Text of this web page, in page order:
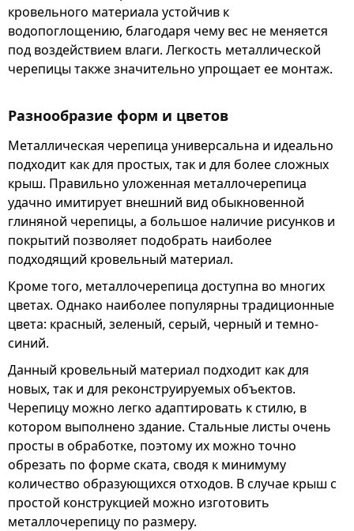
кровельного материала устойчив к
водопоглощению, благодаря чему вес не меняется
под воздействием влаги. Легкость металлической
черепицы также значительно упрощает ее монтаж.
Разнообразие форм и цветов
Металлическая черепица универсальна и идеально
подходит как для простых, так и для более сложных
крыш. Правильно уложенная металлочерепица
удачно имитирует внешний вид обыкновенной
глиняной черепицы, а большое наличие рисунков и
покрытий позволяет подобрать наиболее
подходящий кровельный материал.
Кроме того, металлочерепица доступна во многих
цветах. Однако наиболее популярны традиционные
цвета: красный, зеленый, серый, черный и темно-
синий.
Данный кровельный материал подходит как для
новых, так и для реконструируемых объектов.
Черепицу можно легко адаптировать к стилю, в
котором выполнено здание. Стальные листы очень
просты в обработке, поэтому их можно точно
обрезать по форме ската, сводя к минимуму
количество образующихся отходов. В случае крыш с
простой конструкцией можно изготовить
металлочерепицу по размеру.